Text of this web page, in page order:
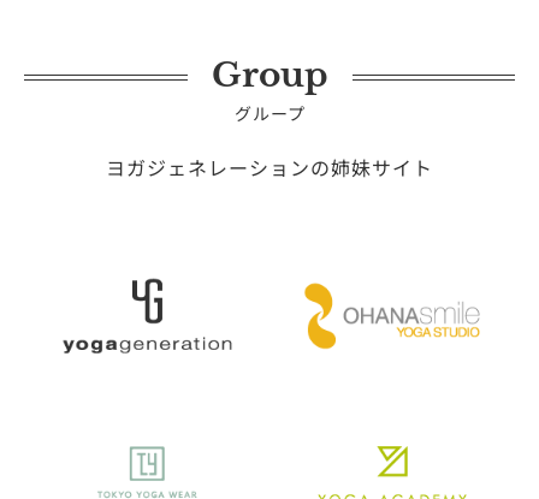
Group
グループ
ヨガジェネレーションの姉妹サイト